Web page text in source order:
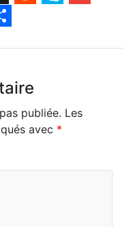
d
i
t
e
publiée. Les
avec *